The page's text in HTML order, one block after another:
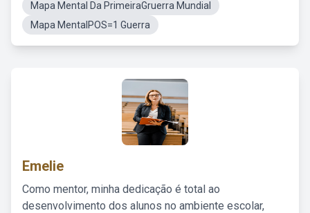
Mapa Mental Da PrimeiraGruerra Mundial
Mapa MentalPOS=1 Guerra
Emelie
Como mentor, minha dedicação é total ao
desenvolvimento dos alunos no ambiente escolar,